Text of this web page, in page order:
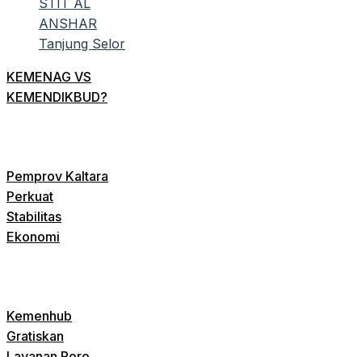
KEMENAG VS
KEMENDIKBUD?
Pemprov Kaltara
Perkuat
Stabilitas
Ekonomi
Kemenhub
Gratiskan